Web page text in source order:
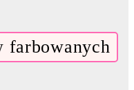
farbowanych